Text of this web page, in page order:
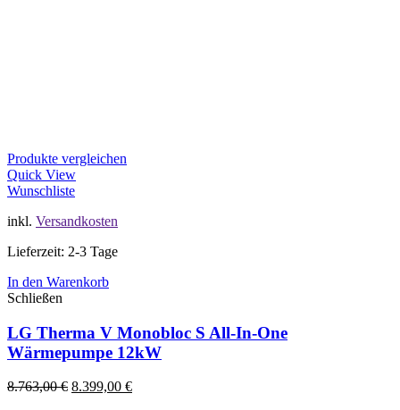
Produkte vergleichen
Quick View
Wunschliste
inkl. Versandkosten
Lieferzeit: 2-3 Tage
In den Warenkorb
Schließen
LG Therma V Monobloc S All-In-One
Wärmepumpe 12kW
8.763,00€ 8.399,00 €